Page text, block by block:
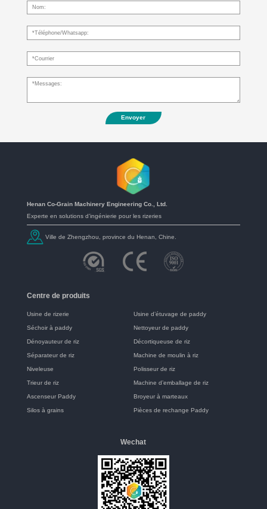
Envoyer
Henan Co-Grain Machinery Engineering Co., Ltd.
Experte en solutions d’ingénierie pour les rizeries
Ville de Zhengzhou, province du Henan, Chine.
Centre de produits
Usine de rizerie Usine d’étuvage de paddy
Séchoir à paddy Nettoyeur de paddy
Dénoyauteur de riz Décortiqueuse de riz
Séparateur de riz Machine de moulin à riz
Niveleuse Polisseur de riz
Trieur de riz Machine d’emballage de riz
Ascenseur Paddy Broyeur à marteaux
Silos à grains Pièces de rechange Paddy
Wechat